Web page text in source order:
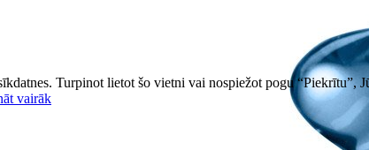
Turpinot lietot šo vietni vai nospiežot pogu “Piekrītu”,
vairāk